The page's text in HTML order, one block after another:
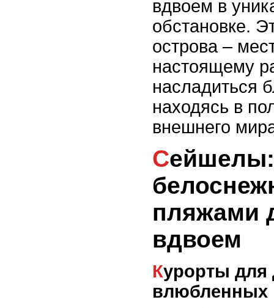
вдвоем в
обстановке.
острова –
настоящему
насладиться
находясь в
внешнего
Сейшелы: острова с
пляжами
вдвоем
Курорты для двоих: рай для
влюбленных